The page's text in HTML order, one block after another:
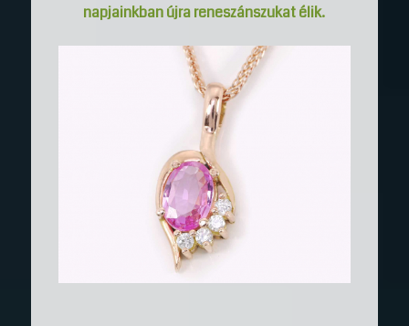
napjainkban újra reneszánszukat élik.